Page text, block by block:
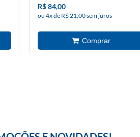
R$ 84,00
ou 4x de R$ 21,00 sem juros